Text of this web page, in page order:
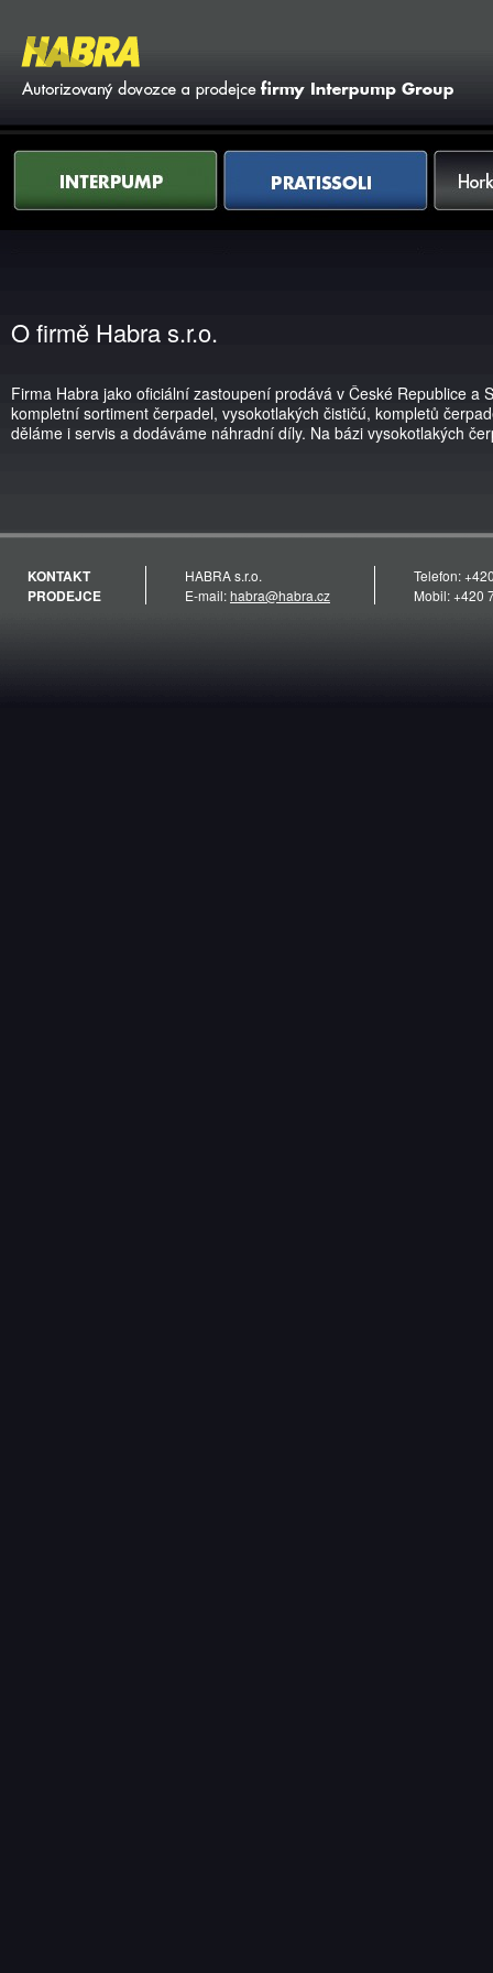
Interpump Pratissoli
O firmě Habra s.r.o.
Firma Habra jako oficiální zastoupení prodává v České Republice a
kompletní sortiment čerpadel, vysokotlakých čističú, kompletů
děláme i servis a dodáváme náhradní díly. Na bázi vysokotlakých
KONTAKT
PRODEJCE
HABRA s.r.o.
E-mail:habra@habra.cz
Telefon:
Mobil: +420